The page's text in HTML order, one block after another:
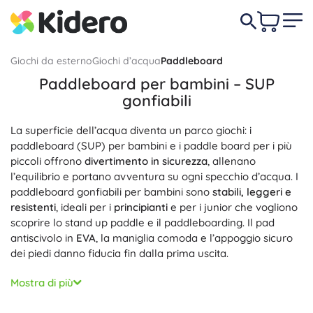
Giochi da esternoGiochi d’acquaPaddleboard
Paddleboard per bambini – SUP
gonfiabili
La superficie dell’acqua diventa un parco giochi: i
paddleboard (SUP) per bambini e i paddle board per i più
piccoli offrono divertimento in sicurezza, allenano
l’equilibrio e portano avventura su ogni specchio d’acqua. I
paddleboard gonfiabili per bambini sono stabili, leggeri e
resistenti, ideali per i principianti e per i junior che vogliono
scoprire lo stand up paddle e il paddleboarding. Il pad
antiscivolo in EVA, la maniglia comoda e l’appoggio sicuro
dei piedi danno fiducia fin dalla prima uscita.
Ogni SUP board per bambini punta su una
stabile, conlarghezza, volume e portata
Mostra di più